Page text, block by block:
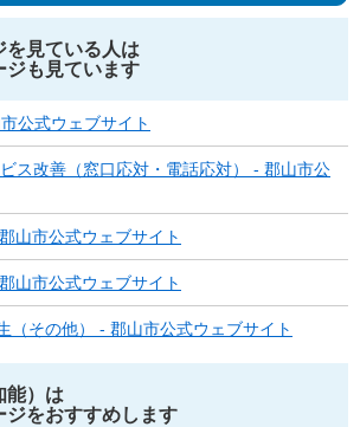
を見ている人は
ジも見ています
公式ウェブサイト
ス改善（窓口応対・電話応対） - 郡山市公
山市公式ウェブサイト
山市公式ウェブサイト
（その他） - 郡山市公式ウェブサイト
能）は
ジをおすすめします